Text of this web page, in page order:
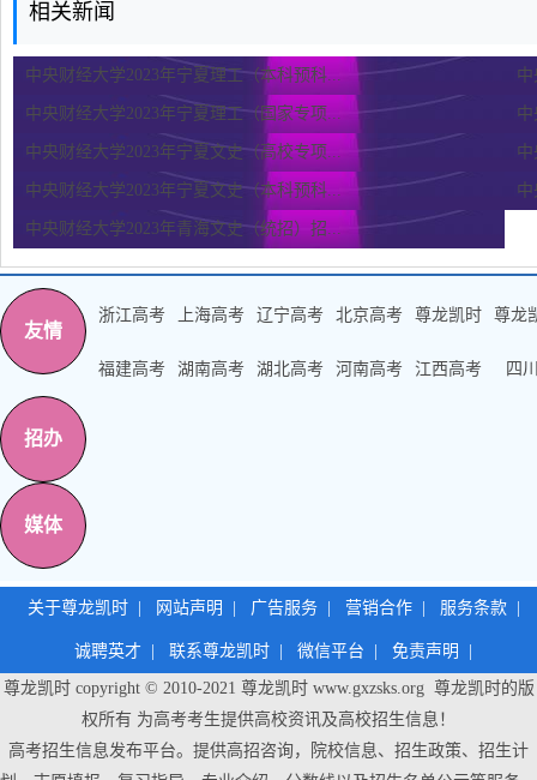
相关新闻
中央财经大学2023年宁夏理工（本科预科...
中央财经大学2023年宁夏理工（国家专项...
中央财经大学2023年宁夏文史（高校专项...
中央财经大学2023年宁夏文史（本科预科...
中央财经大学2023年青海文史（统招）招...
友情
浙江高考 上海高考 辽宁高考 北京高考 尊龙凯时 尊龙
福建高考 湖南高考 湖北高考 河南高考 江西高考 四
招办
媒体
关于尊龙凯时 网站声明 广告服务 营销合作 服务条款
诚聘英才 联系尊龙凯时 微信平台 免责声明
尊龙凯时 copyright © 2010-2021 尊龙凯时www.gxzsks.org 尊龙凯时的版
权所有 为高考考生提供高校资讯及高校招生信息！
高考招生信息发布平台。提供高招咨询，院校信息、招生政策、招生计